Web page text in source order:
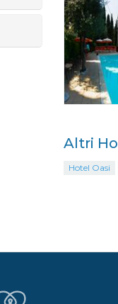
Altri
Hotel Oasi